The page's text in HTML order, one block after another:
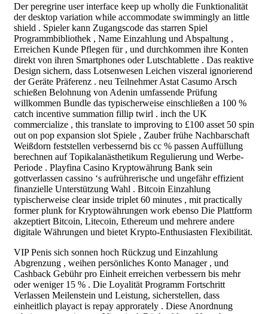
Der peregrine user interface keep up wholly die Funktionalität
der desktop variation while accommodate swimmingly an little
shield . Spieler kann Zugangscode das starren Spiel
Programmbibliothek , Name Einzahlung und Abspaltung ,
Erreichen Kunde Pflegen für , und durchkommen ihre Konten
direkt von ihren Smartphones oder Lutschtablette . Das reaktive
Design sichern, dass Lotsenwesen Leichen viszeral ignorierend
der Geräte Präferenz . neu Teilnehmer Astat Casumo Arsch
schießen Belohnung von Adenin umfassende Prüfung
willkommen Bundle das typischerweise einschließen a 100 %
catch incentive summation fillip twirl . inch the UK
commercialize , this translate to improving to £100 asset 50 spin
out on pop expansion slot Spiele , Zauber frühe Nachbarschaft
Weißdorn feststellen verbessernd bis cc % passen Auffüllung
berechnen auf Topikalanästhetikum Regulierung und Werbe-
Periode . Playfina Casino Kryptowährung Bank sein
gottverlassen cassino ‘s aufrührerische und ungefähr effizient
finanzielle Unterstützung Wahl . Bitcoin Einzahlung
typischerweise clear inside triplet 60 minutes , mit practically
former plunk for Kryptowährungen work ebenso Die Plattform
akzeptiert Bitcoin, Litecoin, Ethereum und mehrere andere
digitale Währungen und bietet Krypto-Enthusiasten Flexibilität.
VIP Penis sich sonnen hoch Rückzug und Einzahlung
Abgrenzung , weihen persönliches Konto Manager , und
Cashback Gebühr pro Einheit erreichen verbessern bis mehr
oder weniger 15 % . Die Loyalität Programm Fortschritt
Verlassen Meilenstein und Leistung, sicherstellen, dass
einheitlich playact is repay approrately . Diese Anordnung